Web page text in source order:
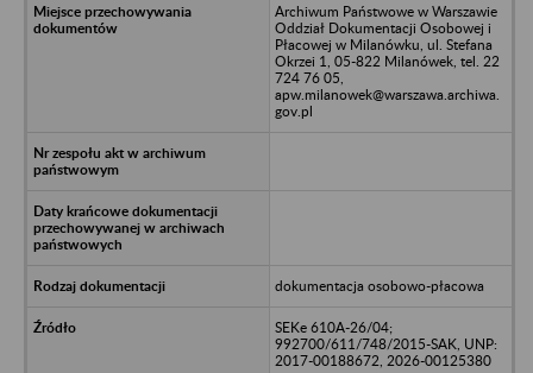
Archiwum Państwowe w Warszawie
Oddział Dokumentacji Osobowej i
Płacowej w Milanówku, ul. Stefana
Okrzei 1, 05-822 Milanówek, tel. 22
724 76 05,
apw.milanowek@warszawa.archiwa.
gov.pl
dokumentacja osobowo-płacowa
SEKe 610A-26/04;
992700/611/748/2015-SAK, UNP:
2017-00188672, 2026-00125380